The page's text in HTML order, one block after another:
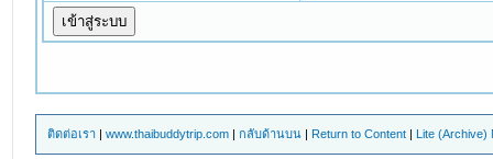
ติดต่อเรา |www.thaibuddytrip.com |กลับด้านบน | Return to Content | Lite (Archive)